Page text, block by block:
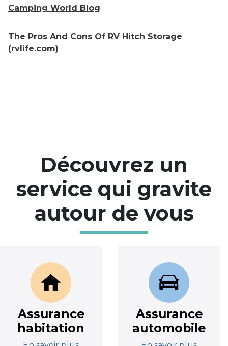
Camping World Blog
The Pros And Cons Of RV Hitch Storage
(rvlife.com)
Découvrez un
service qui gravite
autour de vous
Assurance
habitation
Assurance
automobile